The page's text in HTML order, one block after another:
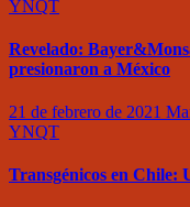
YNQT
Revelado:
presionaron a México
21 de febrero de 2021
YNQT
Transgénicos en Chile: